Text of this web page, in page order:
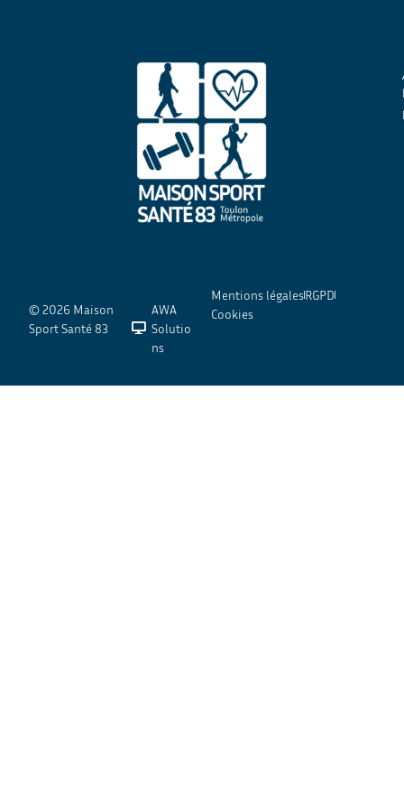
© 2026 Maison
Sport Santé 83
AWA
Solutio
ns
Mentions légalesRGPD
Cookies